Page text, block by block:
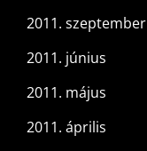
2011. szeptember
2011. június
2011. május
2011. április